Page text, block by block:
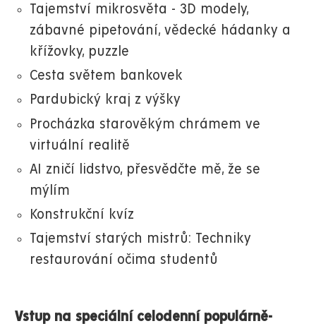
Tajemství mikrosvěta - 3D modely,
zábavné pipetování, vědecké hádanky a
křížovky, puzzle
Cesta světem bankovek
Pardubický kraj z výšky
Procházka starověkým chrámem ve
virtuální realitě
AI zničí lidstvo, přesvědčte mě, že se
mýlím
Konstrukční kvíz
Tajemství starých mistrů: Techniky
restaurování očima studentů
Vstup na speciální celodenní populárně-